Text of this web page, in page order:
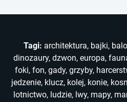
Tagi: architektura, bajki,
dinozaury, dzwon, europa,
foki, fon, gady, grzyby,
jedzenie, klucz, kolej, konie,
lotnictwo, ludzie, lwy, mapy,